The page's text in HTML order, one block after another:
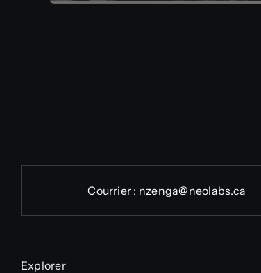
Courrier : nzenga@neolabs.ca
Explorer